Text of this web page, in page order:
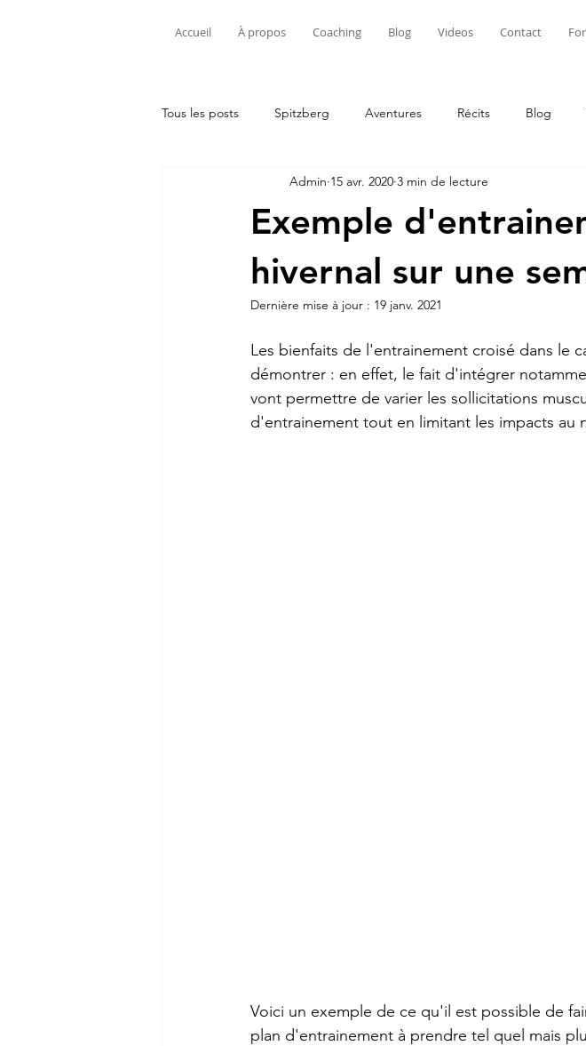
Accueil À propos Coaching Blog Videos Contact
Tous les posts Spitzberg Aventures Récits Blog
Exemple
hivernal sur une
Admin 15 avr. 2020 3 min de lecture
Dernière mise à jour : 19 janv. 2021
Les bienfaits de l'entrainement croisé dans le
démontrer : en effet, le fait d'intégrer
vont permettre de varier les sollicitations
d'entrainement tout en limitant les impacts au
Voici un exemple de ce qu'il est possible de
plan d'entrainement à prendre tel quel mais